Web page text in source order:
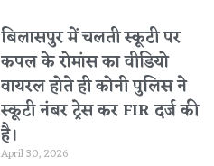
बिलासपुर में चलती स्कूटी पर
कपल के रोमांस का वीडियो
वायरल होते ही कोनी पुलिस ने
स्कूटी नंबर ट्रेस कर FIR दर्ज की
है।
April 30, 2026